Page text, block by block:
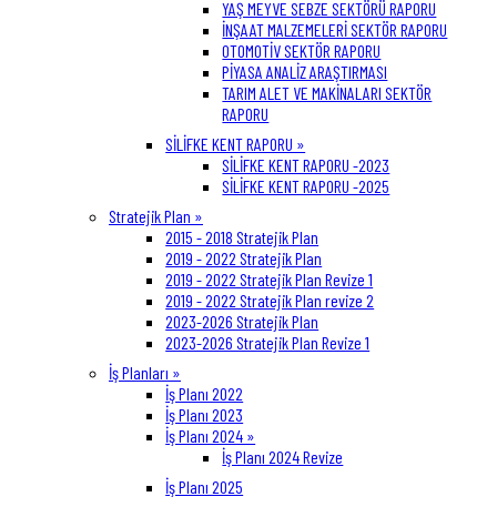
YAŞ MEYVE SEBZE SEKTÖRÜ RAPORU
İNŞAAT MALZEMELERİ SEKTÖR RAPORU
OTOMOTİV SEKTÖR RAPORU
PİYASA ANALİZ ARAŞTIRMASI
TARIM ALET VE MAKİNALARI SEKTÖR
RAPORU
SİLİFKE KENT RAPORU »
SİLİFKE KENT RAPORU -2023
SİLİFKE KENT RAPORU -2025
Stratejik Plan »
2015 - 2018 Stratejik Plan
2019 - 2022 Stratejik Plan
2019 - 2022 Stratejik Plan Revize 1
2019 - 2022 Stratejik Plan revize 2
2023-2026 Stratejik Plan
2023-2026 Stratejik Plan Revize 1
İş Planları »
İş Planı 2022
İş Planı 2023
İş Planı 2024 »
İş Planı 2024 Revize
İş Planı 2025